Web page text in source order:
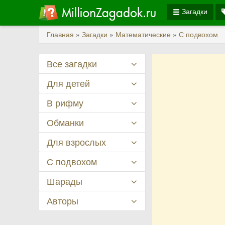
Загадки
Главная » Загадки » Математические » С подвохом
Все загадки
Для детей
В рифму
Обманки
Для взрослых
С подвохом
Шарады
Авторы